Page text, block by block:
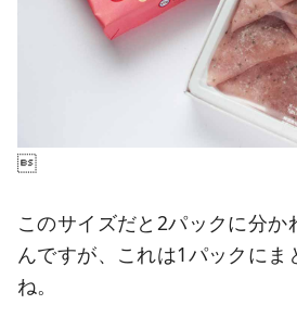

このサイズだと2パックに分か
んですが、これは1パックにま
ね。